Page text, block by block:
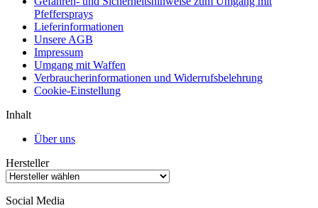
Pfeffersprays
Lieferinformationen
Unsere AGB
Impressum
Umgang mit Waffen
Verbraucherinformationen und Widerrufsbelehrung
Cookie-Einstellung
Inhalt
Über uns
Hersteller
Social Media